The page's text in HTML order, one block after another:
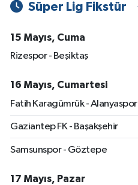
Süper Lig Fikstür
15 Mayıs, Cuma
Rizespor - Beşiktaş
16 Mayıs, Cumartesi
Fatih Karagümrük - Alanyaspor
Gaziantep FK - Başakşehir
Samsunspor - Göztepe
17 Mayıs, Pazar